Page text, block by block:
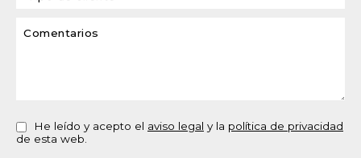
He leído y acepto el aviso legal y la política de privacidad
de esta web.